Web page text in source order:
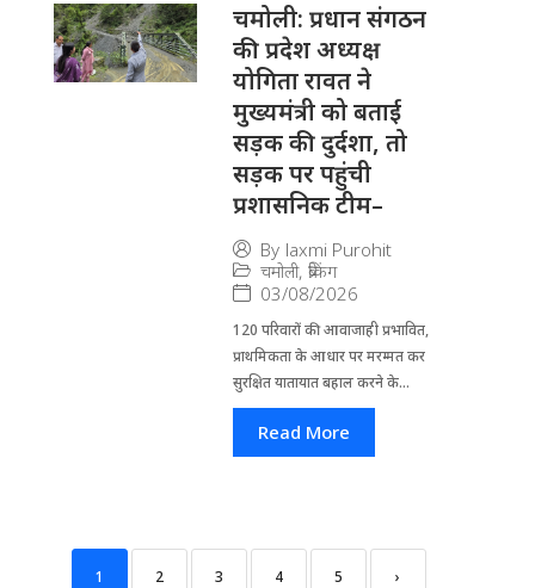
चमोली: प्रधान संगठन
की प्रदेश अध्यक्ष
योगिता रावत ने
मुख्यमंत्री को बताई
सड़क की दुर्दशा, तो
सड़क पर पहुंची
प्रशासनिक टीम–
By laxmi Purohit
चमोली, ब्रेकिंग
03/08/2026
120 परिवारों की आवाजाही प्रभावित,
प्राथमिकता के आधार पर मरम्मत कर
सुरक्षित यातायात बहाल करने के...
Read More
1 2 3 4 5 ›